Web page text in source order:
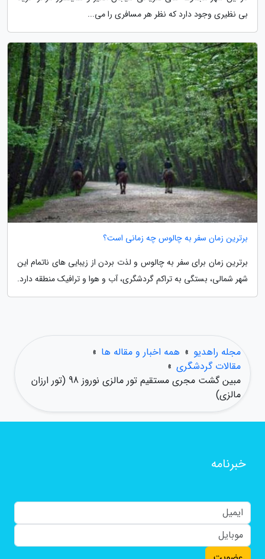
بی نظیری وجود دارد که نظر هر مسافری را می...
برترین زمان سفر به چالوس چه زمانی است؟
برترین زمان برای سفر به چالوس و لذت بردن از زیبایی های ناتمام این
شهر شمالی، بستگی به تراکم گردشگری، آب و هوا و ترافیک منطقه دارد.
مجله راهدیو » همه اخبار و مقاله ها »
مقالات گردشگری »
مبین گشت مجری مستقیم تور مالزی نوروز 98 (تور ارزان
مالزی)
خبرنامه